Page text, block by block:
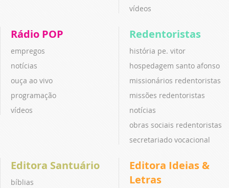
vídeos
Rádio POP
empregos
notícias
ouça ao vivo
programação
vídeos
Redentoristas
história pe. vitor
hospedagem santo afonso
missionários redentoristas
missões redentoristas
notícias
obras sociais redentoristas
secretariado vocacional
Editora Santuário
bíblias
Editora Ideias &
Letras